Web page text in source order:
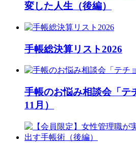
変した人生（後編）
手帳総決算リスト2026
手帳のお悩み相談会「テ
11月）